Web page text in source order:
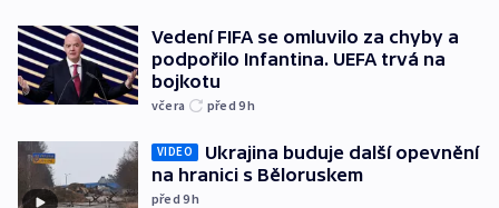
Vedení FIFA se omluvilo za chyby a
podpořilo Infantina. UEFA trvá na
bojkotu
včera před 9h
VIDEO
Ukrajina buduje další opevnění
na hranici s Běloruskem
před 9h